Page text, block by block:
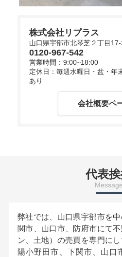
株式会社リプラス
山口県宇部市北琴芝２丁目17-
0120-967-542
営業時間：9:00~18:00
定休日：毎週水曜日・盆・年
あり
会社概要ペ
代表
Message
弊社では、山口県宇部市を
関市、山口市、防府市にて
ン、土地）の売買を専門に
陽小野田市、下関市、山口